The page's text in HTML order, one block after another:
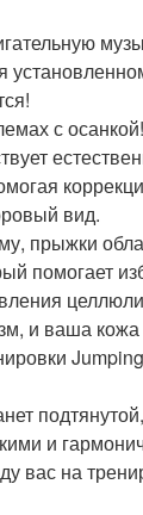
с
вид.
прыжки
помогает
и ваша кожа
и
вас на